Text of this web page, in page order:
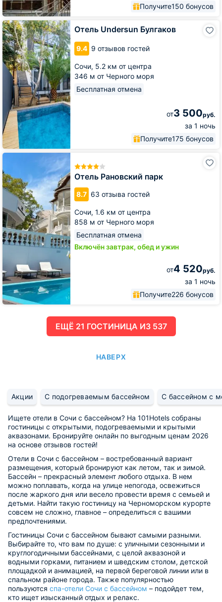
Получите150 бонусов
Отель Undersun Булгаков
9.4 9 отзывов гостей
Сочи, 5.2 км от центра
346 м от Черного моря
Бесплатная отмена
от3 500руб.
за 1 ночь
Получите175 бонусов
Отель
Undersun
Булгаков
Отель Рановский парк
8.7 63 отзыва гостей
Сочи, 1.6 км от центра
858 м от Черного моря
Бесплатная отмена
Включён завтрак, обед и ужин
от4 520руб.
за 1 ночь
Получите226 бонусов
Отель
парк
ЕЩË 21 ГОСТИНИЦА ИЗ 537
НАВЕРХ
Акции С подогреваемым бассейном С бассейном с
Ищете отели в Сочи с бассейном? На 101Hotels собраны
гостиницы с открытыми, подогреваемыми и крытыми
аквазонами. Бронируйте онлайн по выгодным ценам 2026
на основе отзывов гостей!
Отели в Сочи с бассейном – востребованный вариант
размещения, который бронируют как летом, так и зимой.
Бассейн – прекрасный элемент любого отдыха. В нем
можно поплавать, когда на улице непогода, освежиться
после жаркого дня или весело провести время с семьей и
детьми. Найти такую гостиницу на Черноморском курорте
совсем не сложно, главное – определиться с вашими
предпочтениями.
Гостиницы Сочи с бассейном бывают самыми разными.
Выбирайте то, что вам по душе: с уличными сезонными и
круглогодичными бассейнами, с целой аквазоной и
водными горками, питанием и шведским столом, детской
площадкой и анимацией, на первой береговой линии или в
спальном районе города. Также популярностью
пользуются спа-отели Сочи с бассейном – подойдет тем,
кто ищет изысканный отдых и релакс.